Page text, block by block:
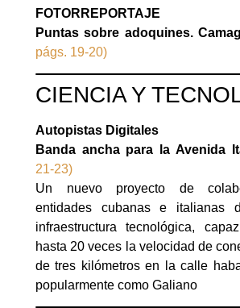
FOTORREPORTAJE
Puntas sobre adoquines.
págs. 19-20)
CIENCIA Y
Autopistas Digitales
Banda ancha para la Avenida
21-23)
Un nuevo proyecto de
entidades cubanas e italianas
infraestructura tecnológica,
hasta 20 veces la velocidad de
de tres kilómetros en la calle
popularmente como Galiano